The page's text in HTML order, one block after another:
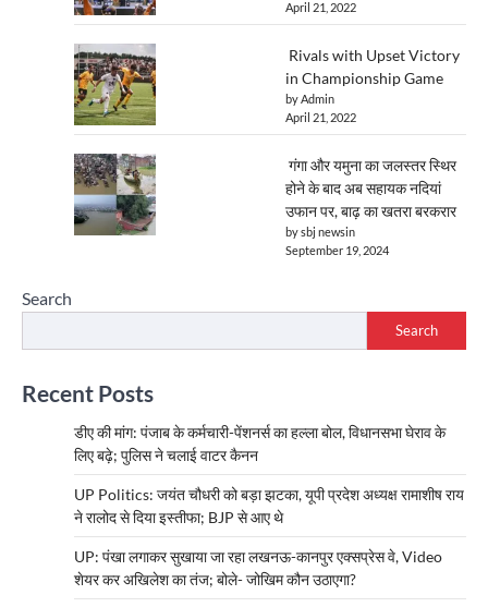
April 21, 2022
Rivals with Upset Victory
in Championship Game
by Admin
April 21, 2022
गंगा और यमुना का जलस्तर स्थिर
होने के बाद अब सहायक नदियां
उफान पर, बाढ़ का खतरा बरकरार
by sbj newsin
September 19, 2024
Search
Search
Recent Posts
डीए की मांग: पंजाब के कर्मचारी-पेंशनर्स का हल्ला बोल, विधानसभा घेराव के
लिए बढ़े; पुलिस ने चलाई वाटर कैनन
UP Politics: जयंत चौधरी को बड़ा झटका, यूपी प्रदेश अध्यक्ष रामाशीष राय
ने रालोद से दिया इस्तीफा; BJP से आए थे
UP: पंखा लगाकर सुखाया जा रहा लखनऊ-कानपुर एक्सप्रेस वे, Video
शेयर कर अखिलेश का तंज; बोले- जोखिम कौन उठाएगा?